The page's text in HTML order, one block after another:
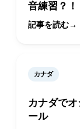
音練習？！
記事を読む
カナダ
カナダで
ール